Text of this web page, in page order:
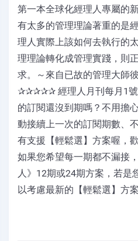
第一本全球化經理人專屬的
有太多的管理理論著重的是
理人實際上該如何去執行的
理理論轉化成管理實踐，則
求。～來自已故的管理大師
✰✰✰✰✰ 經理人月刊每月1號
的訂閱還沒到期嗎？不用擔
動接續上一次的訂閱期數
有支援【輕鬆選】方案喔，
如果您希望每一期都不漏接
人》12期或24期方案，若是
以考慮最新的【輕鬆選】方